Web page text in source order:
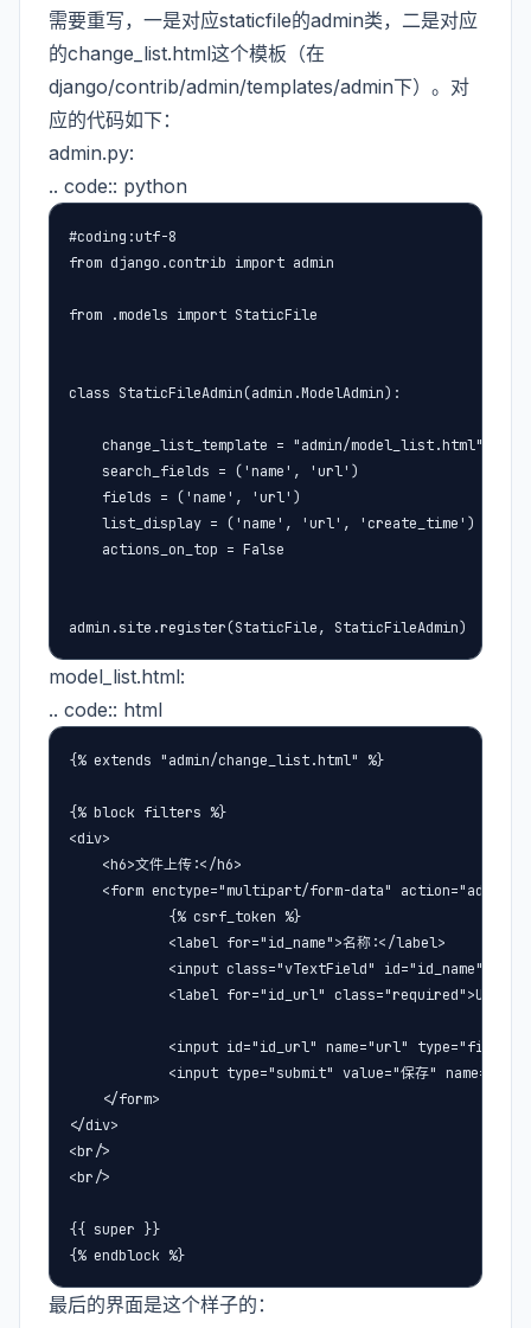
需要重写，一是对应staticfile的admin类，二是对应
的change_list.html这个模板（在
django/contrib/admin/templates/admin下）。对
应的代码如下：
admin.py:
.. code:: python
#coding:utf-8
from django.contrib import admin
from .models import StaticFile
class StaticFileAdmin(admin.ModelAdmin):
change_list_template = "admin/model_list.html"    #
    search_fields = ('name', 'url')
    fields = ('name', 'url')
    list_display = ('name', 'url', 'create_time')
    actions_on_top = False
admin.site.register(StaticFile, StaticFileAdmin)
model_list.html:
.. code:: html
{% extends "admin/change_list.html" %}
{% block filters %}
<div>
    <h6>文件上传:</h6>
<form enctype="multipart/form-data" action="add/"
            {% csrf_token %}
            <label for="id_name">名称:</label>
<input class="vTextField" id="id_name"
<label for="id_url" class="required">URL:</
<input id="id_url" name="url" type="file" /
<input type="submit" value="保存"
    </form>
</div>
<br/>
<br/>
{{ super }}
{% endblock %}
最后的界面是这个样子的：